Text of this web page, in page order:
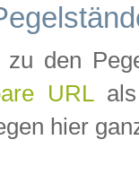
zu den
URLals
hier